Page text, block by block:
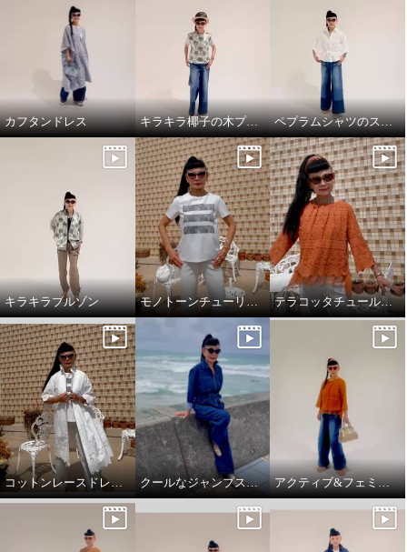
カフタンドレス キラキラ椰子の木プルオーバーでワクワクスタイリング ペプラムシャツのスタイリング
キラキラブルゾン モノトーンチューリップ柄のTシャツ テラコッタチュールレースプルオーバー。
コットンレースドレスコート クールなジャンプスーツ‼️ アクティブ&フェミニンスタイリング